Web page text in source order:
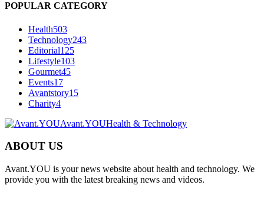
POPULAR CATEGORY
Health503
Technology243
Editorial125
Lifestyle103
Gourmet45
Events17
Avantstory15
Charity4
Avant.YOUHealth & Technology
ABOUT US
Avant.YOU is your news website about health and technology. We
provide you with the latest breaking news and videos.